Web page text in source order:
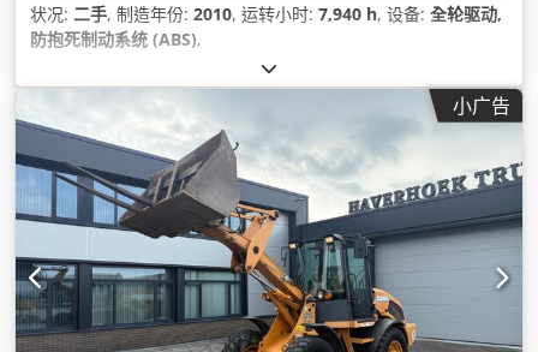
状况: 二手, 制造年份: 2010, 运转小时: 7,940 h, 设备: 全轮驱动,
防抱死制动系统 (ABS),
小广告